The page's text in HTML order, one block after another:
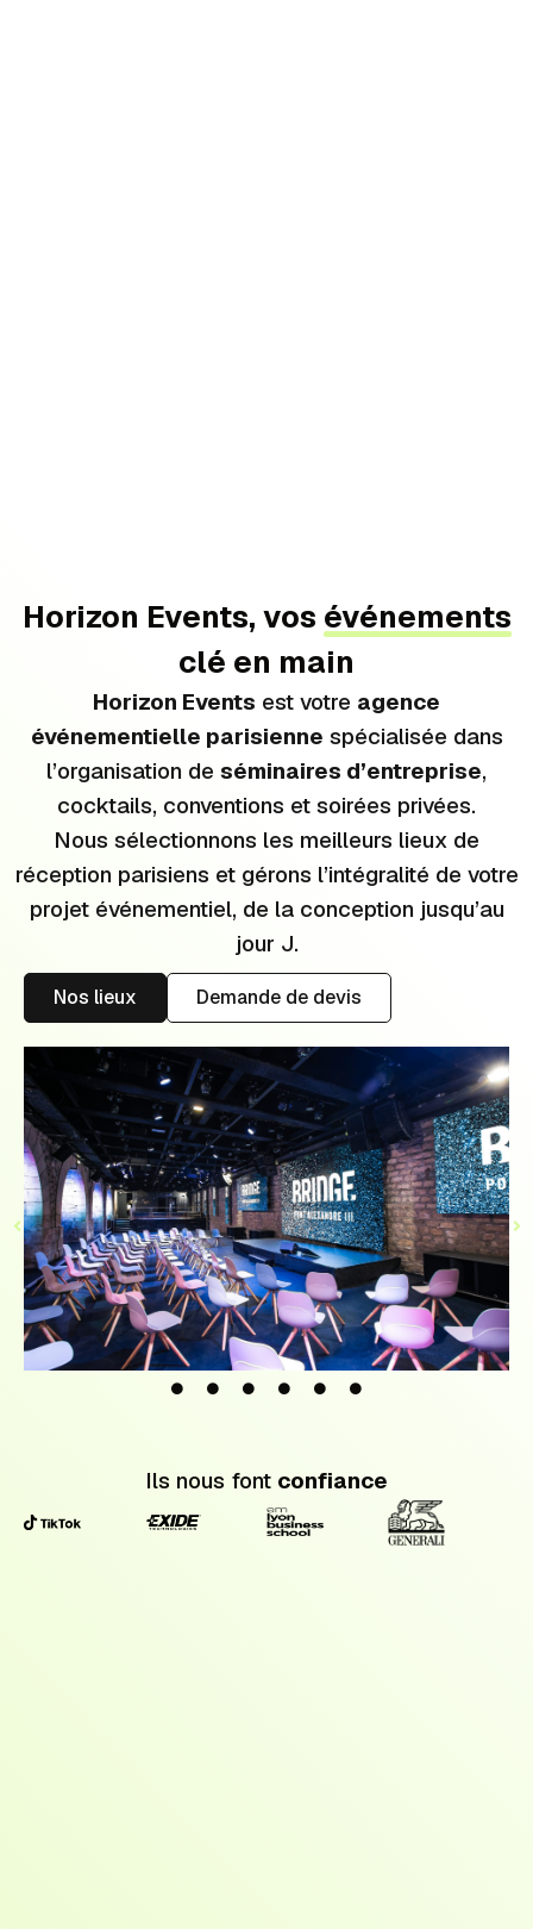
Horizon Events, vos événements
clé en main
Horizon Events est votre agence
événementielle parisienne spécialisée dans
l’organisation de séminaires d’entreprise,
cocktails, conventions et soirées privées.
Nous sélectionnons les meilleurs lieux de
réception parisiens et gérons l’intégralité de votre
projet événementiel, de la conception jusqu’au
jour J.
Nos lieux Demande de devis
Ils nous font confiance